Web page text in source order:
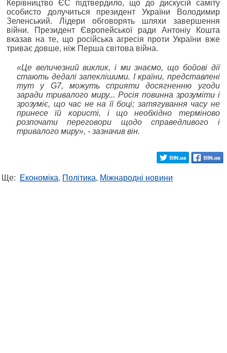
Керівництво ЄС підтвердило, що до дискусій саміту
особисто долучиться президент України Володимир
Зеленський. Лідери обговорять шляхи завершення
війни. Президент Європейської ради Антоніу Кошта
вказав на те, що російська агресія проти України вже
триває довше, ніж Перша світова війна.
«Це величезний виклик, і ми знаємо, що бойові дії
стають дедалі запеклішими. І країни, представлені
тут у G7, можуть сприяти досягненню угоди
заради тривалого миру... Росія повинна зрозуміти і
зрозуміє, що час не на її боці; затягування часу не
принесе їй користі, і що необхідно терміново
розпочати переговори щодо справедливого і
тривалого миру», - зазначив він.
Ще: Економіка, Політика, Міжнародні новини